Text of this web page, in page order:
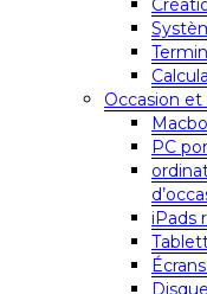
Occasion
PC
iPads
Écrans